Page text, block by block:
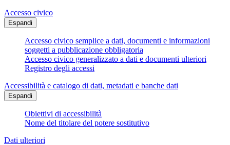
Accesso civico
Espandi
Accesso civico semplice a dati, documenti e informazioni
soggetti a pubblicazione obbligatoria
Accesso civico generalizzato a dati e documenti ulteriori
Registro degli accessi
Accessibilità e catalogo di dati, metadati e banche dati
Espandi
Obiettivi di accessibilità
Nome del titolare del potere sostitutivo
Dati ulteriori